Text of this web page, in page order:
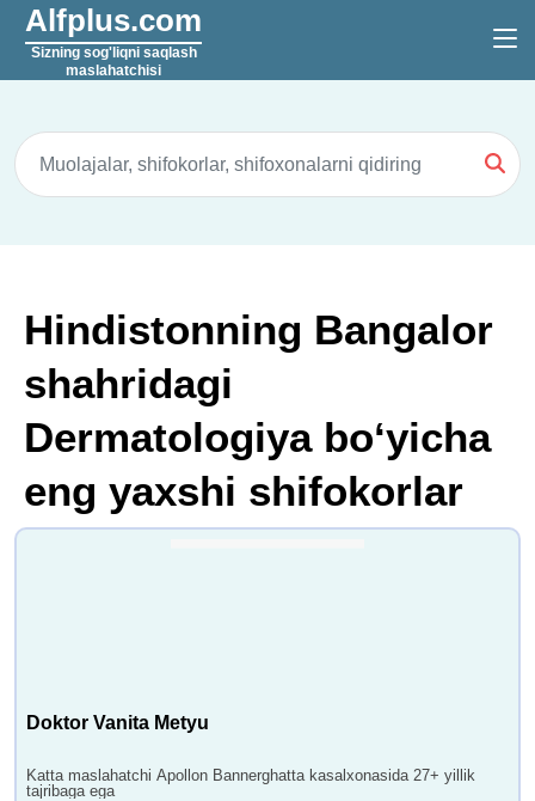
Alfplus.com
Sizning sog'liqni saqlash
maslahatchisi
Hindistonning Bangalor
shahridagi
Dermatologiya boʻyicha
eng yaxshi shifokorlar
Doktor Vanita Metyu
Katta maslahatchi Apollon Bannerghatta kasalxonasida 27+ yillik
tajribaga ega